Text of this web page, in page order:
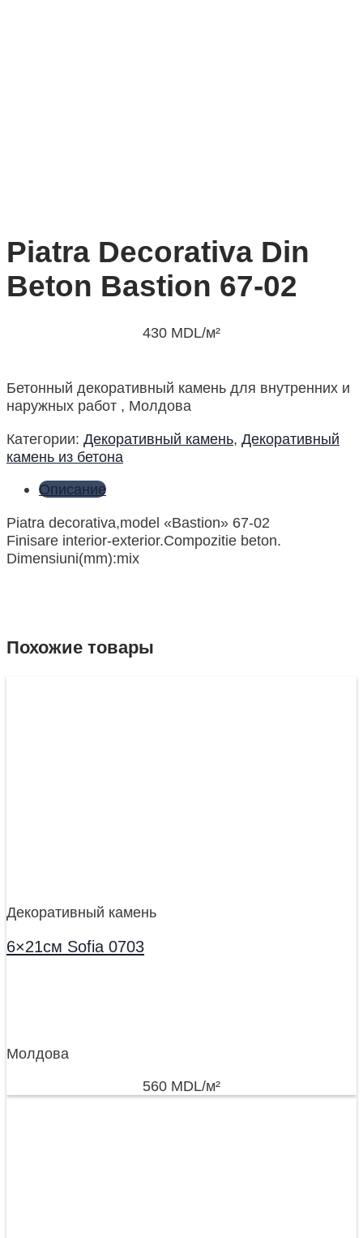
Piatra Decorativa Din
Beton Bastion 67-02
430 MDL/м²
Бетонный декоративный камень для внутренних и
наружных работ , Молдова
Категории: Декоративный камень, Декоративный
камень из бетона
Описание
Piatra decorativa,model «Bastion» 67-02
Finisare interior-exterior.Compozitie beton.
Dimensiuni(mm):mix
Похожие товары
Декоративный камень
6×21см Sofia 0703
Молдова
560 MDL/м²